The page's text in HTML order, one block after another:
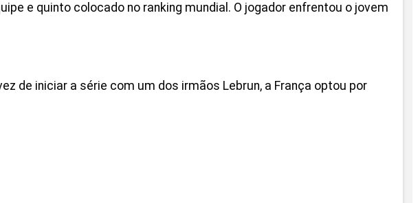
e quinto colocado no ranking mundial. O jogador enfrentou o jovem
de iniciar a série com um dos irmãos Lebrun, a França optou por